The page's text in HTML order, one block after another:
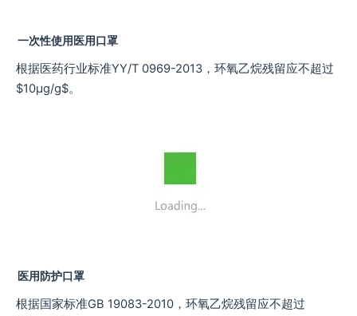
一次性使用医用口罩
根据医药行业标准YY/T 0969-2013，环氧乙烷残留应不超过
$10μg/g$。
医用防护口罩
根据国家标准GB 19083-2010，环氧乙烷残留应不超过